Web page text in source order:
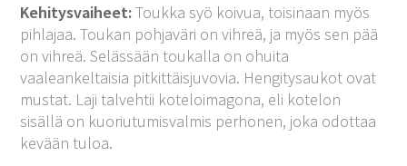
Kehitysvaiheet:Toukka syö koivua, toisinaan myös
pihlajaa. Toukan pohjaväri on vihreä, ja myös sen pää
on vihreä. Selässään toukalla on ohuita
vaaleankeltaisia pitkittäisjuvovia. Hengitysaukot ovat
mustat. Laji talvehtii koteloimagona, eli kotelon
sisällä on kuoriutumisvalmis perhonen, joka odottaa
kevään tuloa.